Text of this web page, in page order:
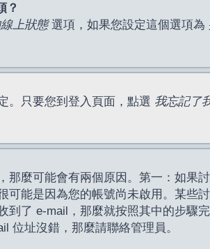
？
上狀態選項，如果您設定這個選項為
。只要您到登入頁面，點選 我忘記了
麼可能會有兩個原因。第一：如果
可能是因為您的帳號尚未啟用。某些
了 e-mail，那麼就按照其中的步驟
位址沒錯，那麼請聯絡管理員。